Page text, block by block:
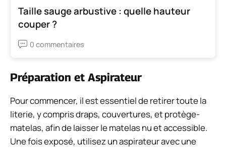
Taille sauge arbustive : quelle hauteur
couper ?
0 commentaires
Préparation et Aspirateur
Pour commencer, il est essentiel de retirer toute la
literie, y compris draps, couvertures, et protège-
matelas, afin de laisser le matelas nu et accessible.
Une fois exposé, utilisez un aspirateur avec une